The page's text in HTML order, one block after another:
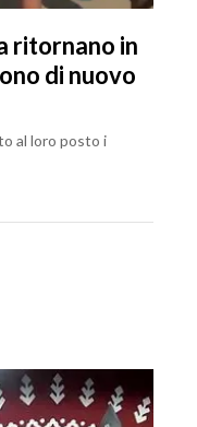
ritornano in
di nuovo
al loro posto i